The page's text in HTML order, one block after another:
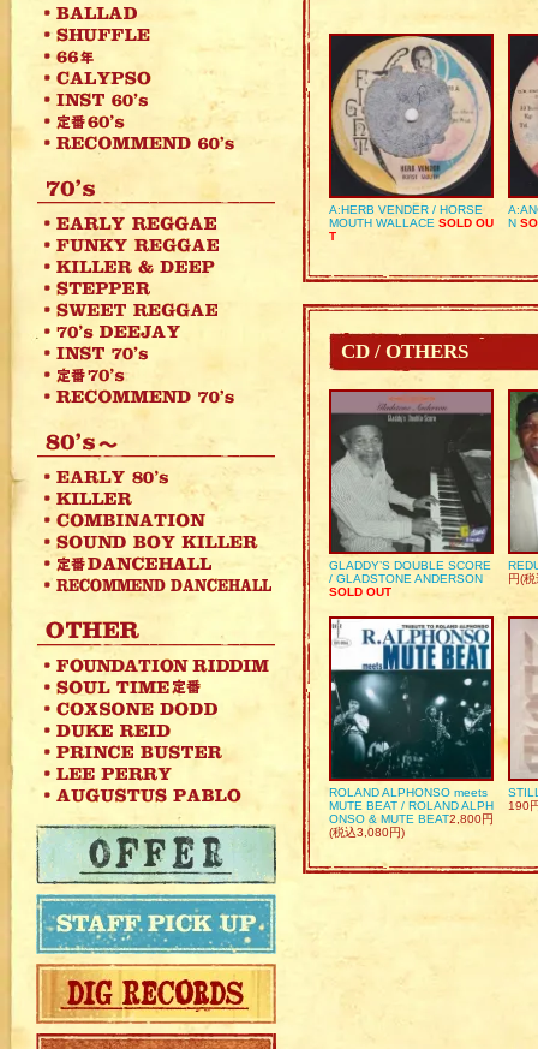
A:HERB VENDER / HORSE
MOUTH WALLACE SOLD OU
T
N
CD / OTHERS
GLADDY’S DOUBLE SCORE
/ GLADSTONE ANDERSON
SOLD OUT
円(
ROLAND ALPHONSO meets
MUTE BEAT / ROLAND ALPH
ONSO & MUTE BEAT2,800円
(税込3,080円)
190